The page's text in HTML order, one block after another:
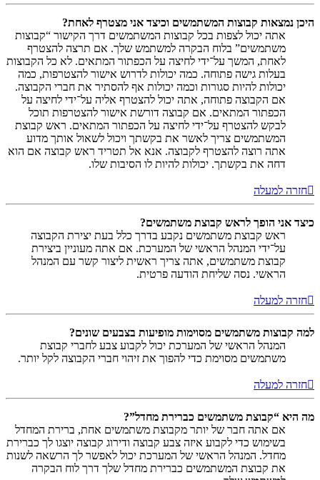
היכן נמצאות קבוצות המשתמשים וכיצד אני מצטרף לאחת?
אתה יכול לצפות בכל קבוצות המשתמשים דרך הקישור “קבוצות
משתמשים” בלוח הבקרה למשתמש שלך. אם תרצה להצטרף
לאחת, המשך על־ידי לחיצה על הכפתור המתאים. לא כל הקבוצות
בעלות גישה פתוחה. כמה יכולות לדרוש אישור להצטרפות, כמה
יכולות להיות סגורות וכמה יכולות אף להסתיר את חברי הקבוצה.
אם הקבוצה פתוחה, אתה יכול להצטרף אליה על־ידי לחיצה על
הכפתור המתאים. אם קבוצה דורשת אישור להצטרפות תוכל
לבקש להצטרף על־ידי לחיצה על הכפתור המתאים. ראש קבוצת
המשתמשים צריך לאשר את בקשתך ויכול לשאול אותך מדוע
אתה רוצה להצטרף לקבוצה. אנא אל תטריד ראש קבוצה אם הוא
דחה את בקשתך. יכולות להיות לו הסיבות שלו.
חזרה למעלה
כיצד אני הופך לראש קבוצת משתמשים?
ראש קבוצת משתמשים נקבע בדרך כלל בעת יצירת הקבוצה
על־ידי המנהל הראשי של המערכת. אם אתה מעוניין ביצירת
קבוצת משתמשים, אתה צריך ראשית ליצור קשר עם המנהל
הראשי. נסה שליחת הודעה פרטית.
חזרה למעלה
למה קבוצות משתמשים מסוימות מופיעות בצבעים שונים?
המנהל הראשי של המערכת יכול לקבוע צבע לחברי קבוצת
משתמשים מסוימת כדי להפוך את זיהוי חברי הקבוצה לקל יותר.
חזרה למעלה
מה היא “קבוצת משתמשים כברירת מחדל”?
אם אתה חבר של יותר מקבוצת משתמשים אחת, ברירת המחדל
בשימוש כדי לקבוע איזה צבע קבוצה ודירוג קבוצה יוצגו לך כברירת
מחדל. המנהל הראשי של המערכת יכול לאפשר לך הרשאה לשנות
את קבוצת המשתמשים כברירת מחדל שלך דרך לוח הבקרה